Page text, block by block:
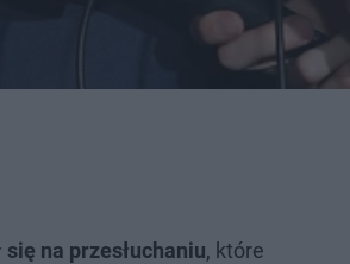
się na przesłuchaniu, które